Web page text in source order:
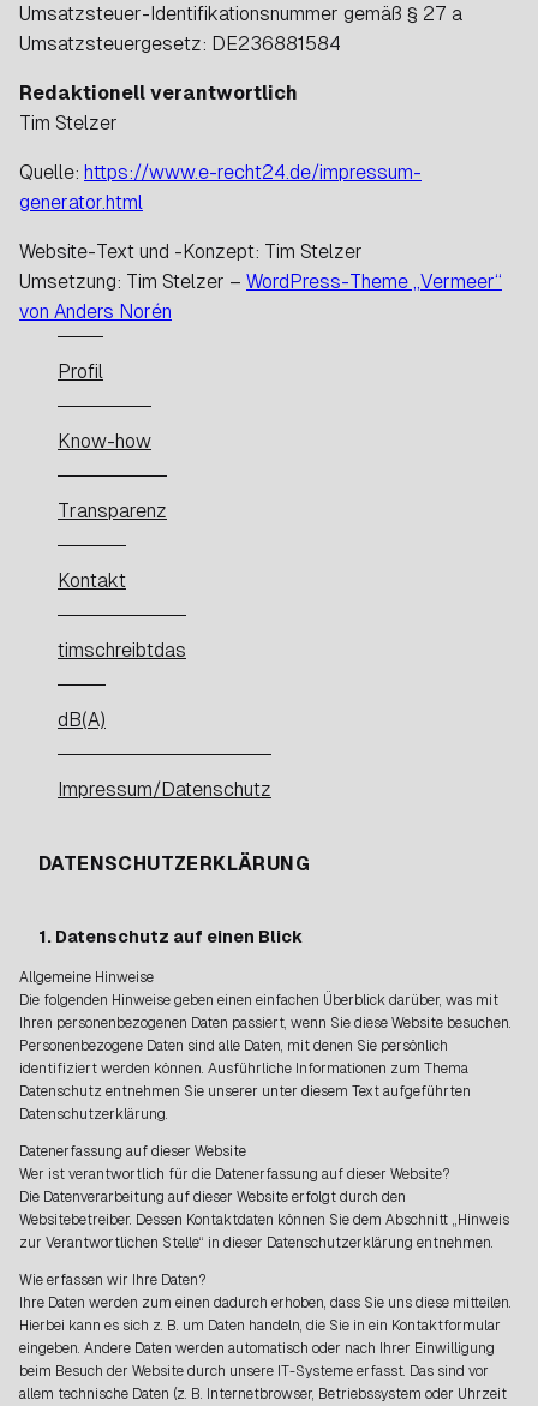
Umsatzsteuer-Identifikationsnummer gemäß § 27 a
Umsatzsteuergesetz: DE236881584
Redaktionell verantwortlich
Tim Stelzer
Quelle: https://www.e-recht24.de/impressum-
generator.html
Website-Text und -Konzept: Tim Stelzer
Umsetzung: Tim Stelzer – WordPress-Theme „Vermeer“
von Anders Norén
Profil
Know-how
Transparenz
Kontakt
timschreibtdas
dB(A)
Impressum/Datenschutz
DATENSCHUTZERKLÄRUNG
1. Datenschutz auf einen Blick
Allgemeine Hinweise
Die folgenden Hinweise geben einen einfachen Überblick darüber, was mit
Ihren personenbezogenen Daten passiert, wenn Sie diese Website besuchen.
Personenbezogene Daten sind alle Daten, mit denen Sie persönlich
identifiziert werden können. Ausführliche Informationen zum Thema
Datenschutz entnehmen Sie unserer unter diesem Text aufgeführten
Datenschutzerklärung.
Datenerfassung auf dieser Website
Wer ist verantwortlich für die Datenerfassung auf dieser Website?
Die Datenverarbeitung auf dieser Website erfolgt durch den
Websitebetreiber. Dessen Kontaktdaten können Sie dem Abschnitt „Hinweis
zur Verantwortlichen Stelle“ in dieser Datenschutzerklärung entnehmen.
Wie erfassen wir Ihre Daten?
Ihre Daten werden zum einen dadurch erhoben, dass Sie uns diese mitteilen.
Hierbei kann es sich z. B. um Daten handeln, die Sie in ein Kontaktformular
eingeben. Andere Daten werden automatisch oder nach Ihrer Einwilligung
beim Besuch der Website durch unsere IT-Systeme erfasst. Das sind vor
allem technische Daten (z. B. Internetbrowser, Betriebssystem oder Uhrzeit